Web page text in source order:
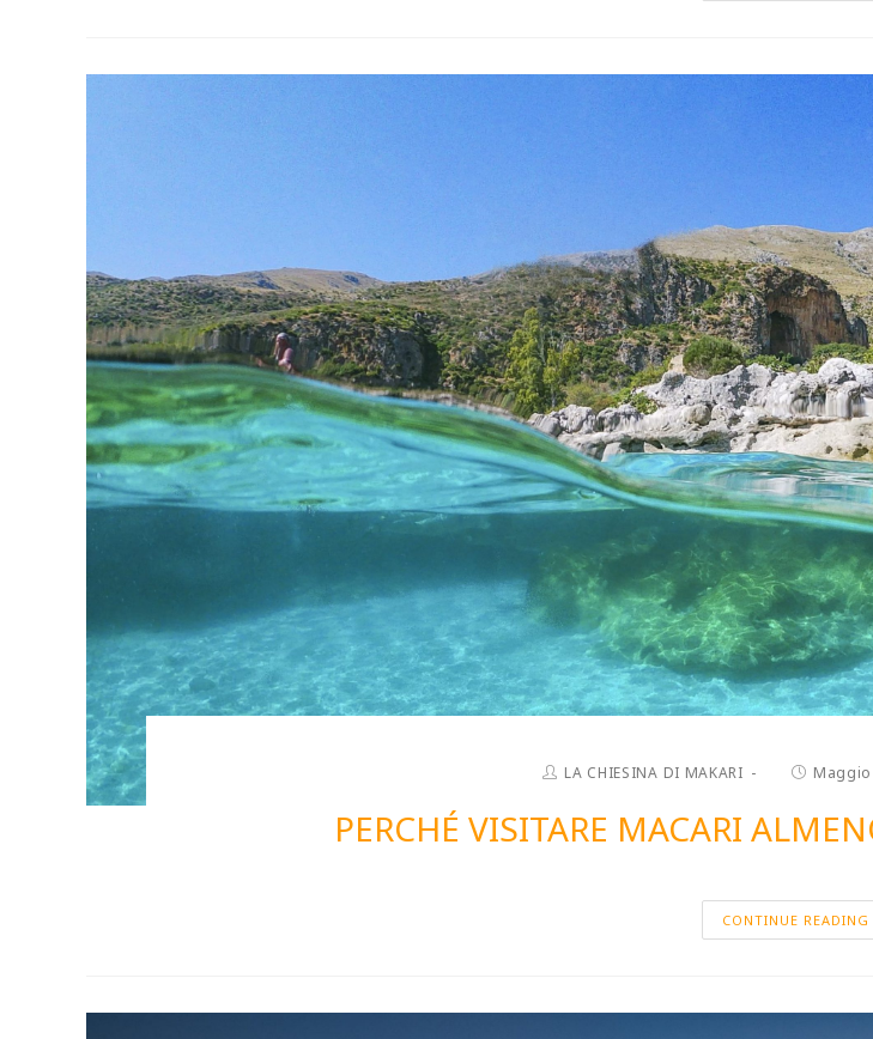
t/sdcard/DCIM/100GOPRO/
LA CHIESINA DI MAKARI Maggio
PERCHÉ VISITARE MACARI
CONTINUE READING